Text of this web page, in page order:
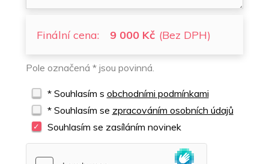
Finální cena: 9 000 Kč (Bez DPH)
Pole označená * jsou povinná.
* Souhlasím s obchodními podmínkami
* Souhlasím se zpracováním osobních údajů
Souhlasím se zasíláním novinek